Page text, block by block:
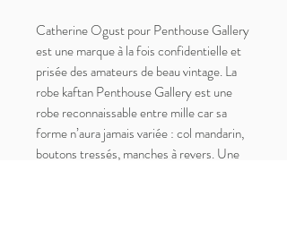
Catherine Ogust pour Penthouse Gallery
est une marque à la fois confidentielle et
prisée des amateurs de beau vintage. La
robe kaftan Penthouse Gallery est une
robe reconnaissable entre mille car sa
forme n’aura jamais variée : col mandarin,
boutons tressés, manches à revers. Une